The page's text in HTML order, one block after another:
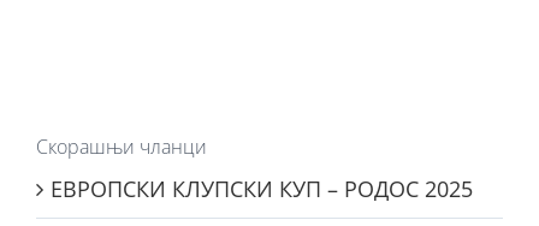
Скорашњи чланци
ЕВРОПСКИ КЛУПСКИ КУП – РОДОС 2025